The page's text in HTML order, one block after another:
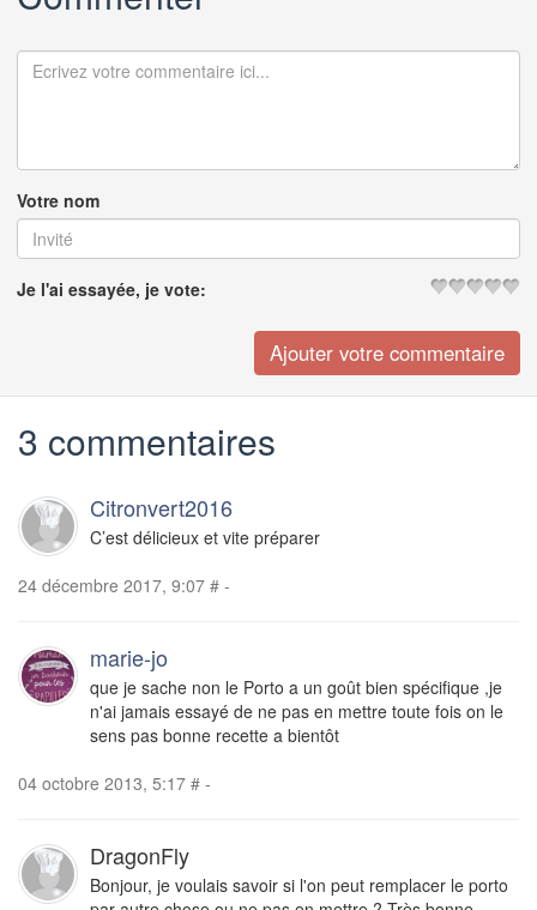
Votre nom
Je l'ai essayée, je vote:
3 commentaires
Citronvert2016
C’est délicieux et vite préparer
24 décembre 2017, 9:07 # -
marie-jo
que je sache non le Porto a un goût bien spécifique ,je
n'ai jamais essayé de ne pas en mettre toute fois on le
sens pas bonne recette a bientôt
04 octobre 2013, 5:17 # -
DragonFly
Bonjour, je voulais savoir si l'on peut remplacer le porto